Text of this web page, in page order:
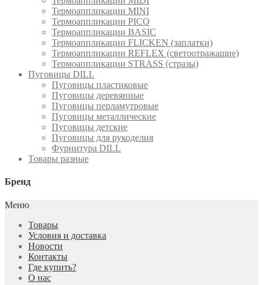
Термоаппликации MINI
Термоаппликации PICO
Термоаппликации BASIC
Термоаппликации FLICKEN (заплатки)
Термоаппликации REFLEX (светоотражащие)
Термоаппликации STRASS (стразы)
Пуговицы DILL
Пуговицы пластиковые
Пуговицы деревянные
Пуговицы перламутровые
Пуговицы металлические
Пуговицы детские
Пуговицы для рукоделия
Фурнитура DILL
Товары разные
Бренд
Меню
Товары
Условия и доставка
Новости
Контакты
Где купить?
О нас